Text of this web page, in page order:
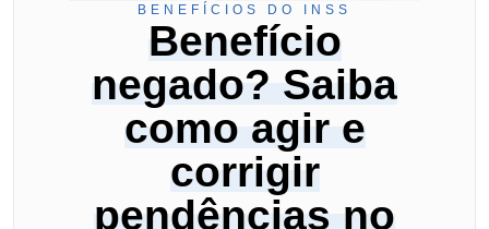
BENEFÍCIOS DO INSS
Benefício
negado? Saiba
como agir e
corrigir
pendências no